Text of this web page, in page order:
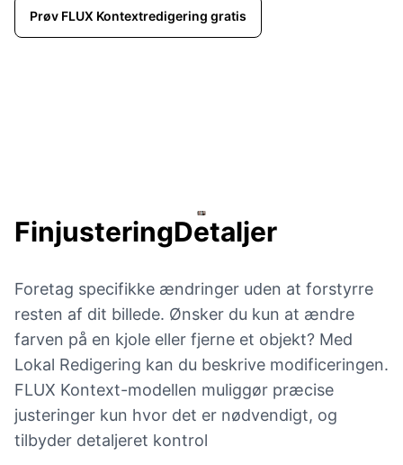
Prøv FLUX Kontextredigering gratis
FinjusteringDetaljer
Foretag specifikke ændringer uden at forstyrre
resten af dit billede. Ønsker du kun at ændre
farven på en kjole eller fjerne et objekt? Med
Lokal Redigering kan du beskrive modificeringen.
FLUX Kontext-modellen muliggør præcise
justeringer kun hvor det er nødvendigt, og
tilbyder detaljeret kontrol